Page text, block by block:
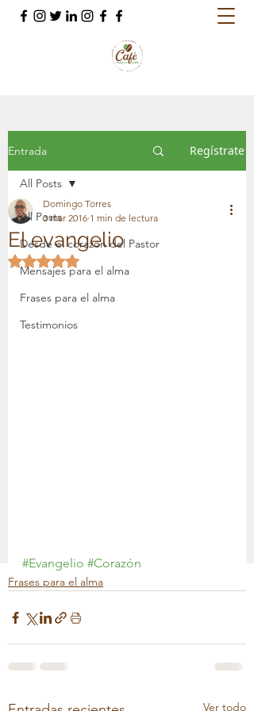
Entrada Regístrate
All Posts
Desde el corazón del Pastor
Mensajes para el alma
Frases para el alma
Testimonios
All Posts
El evangelio
Domingo Torres
3 mar 2016 1 min de lectura
Obtuvo NaN de 5 estrellas.
#Evangelio #Corazón
Frases para el alma
Ver todo